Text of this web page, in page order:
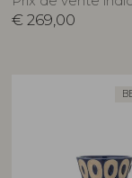
€ 269,00